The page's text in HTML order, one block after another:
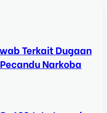
Terkait Dugaan
Narkoba